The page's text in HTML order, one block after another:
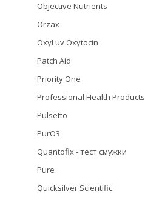
Objective Nutrients
Orzax
OxyLuv Oxytocin
Patch Aid
Priority One
Professional Health Products
Pulsetto
PurO3
Quantofix - тест смужки
Pure
Quicksilver Scientific